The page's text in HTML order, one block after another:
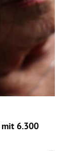
6.300